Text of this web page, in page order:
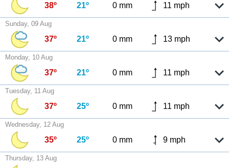
38º 21º 0 mm 11 mph
Sunday, 09 Aug
37º 21º 0 mm 13 mph
Monday, 10 Aug
37º 21º 0 mm 11 mph
Tuesday, 11 Aug
37º 25º 0 mm 11 mph
Wednesday, 12 Aug
35º 25º 0 mm 9 mph
Thursday, 13 Aug